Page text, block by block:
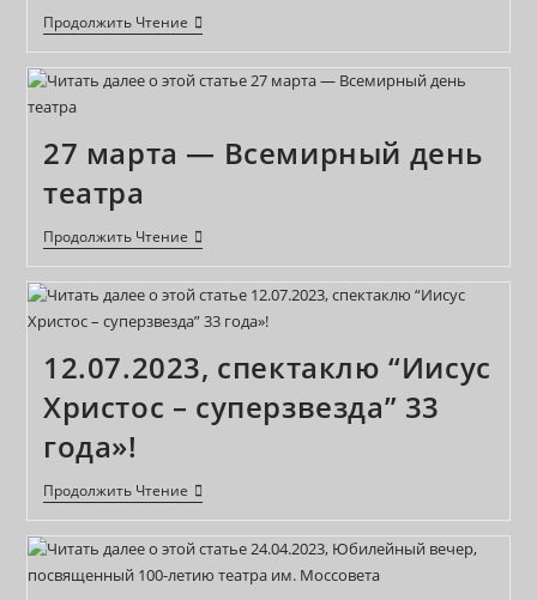
Продолжить Чтение12.07.2024,
Спектаклю
“Иисус
Христос
Года»!
27 марта — Всемирный день
театра
Продолжить Чтение27
Марта
—
Всемирный
День
Театра
12.07.2023, спектаклю “Иисус
Христос – суперзвезда” 33
года»!
Продолжить Чтение12.07.2023,
Спектаклю
“Иисус
Христос
–
Суперзвезда”